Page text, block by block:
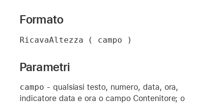
Formato
RicavaAltezza ( campo )
Parametri
campo - qualsiasi testo, numero, data, ora,
indicatore data e ora o campo Contenitore; o